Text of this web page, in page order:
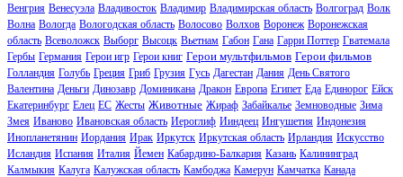
Венгрия Венесуэла Владивосток Владимир Владимирская область Волгоград Волк
Волна Вологда Вологодская область Волосово Волхов Воронеж Воронежская
область Всеволожск Выборг Высоцк Вьетнам Габон Гана Гарри Поттер Гватемала
Гербы Германия Герои игр Герои книг Герои мультфильмов Герои фильмов
Голландия Голубь Греция Гриб Грузия Гусь Дагестан Дания День Святого
Валентина Деньги Динозавр Доминикана Дракон Европа Египет Еда Единорог Ейск
Екатеринбург Елец ЕС Жесты Животные Жираф Забайкалье Земноводные Зима
Змея Иваново Ивановская область Иероглиф Ииндеец Ингушетия Индонезия
Инопланетянин Иордания Ирак Иркутск Иркутская область Ирландия Искусство
Исландия Испания Италия Йемен Кабардино-Балкария Казань Калининград
Калмыкия Калуга Калужская область Камбоджа Камерун Камчатка Канада